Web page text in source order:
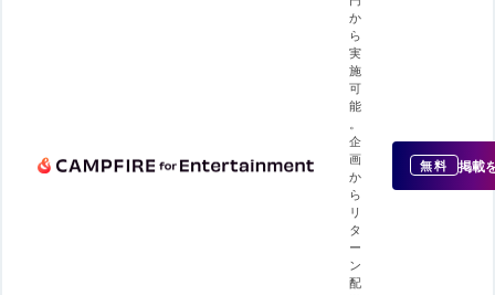
か
ら
実
施
可
能
企
画
か
ら
リ
タ
ー
ン
配
無料 掲載